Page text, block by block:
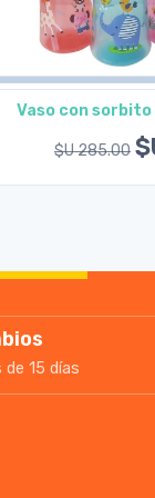
Agregar
Vaso con
$U 285.00
15 días